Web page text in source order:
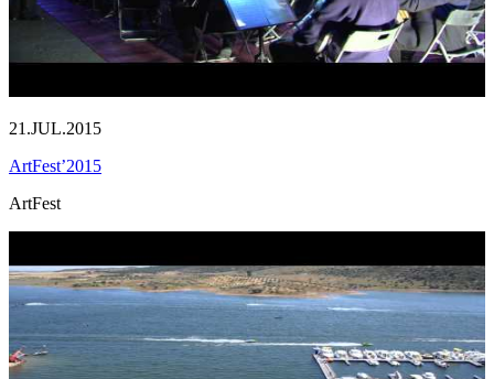
21.JUL.2015
ArtFest’2015
ArtFest